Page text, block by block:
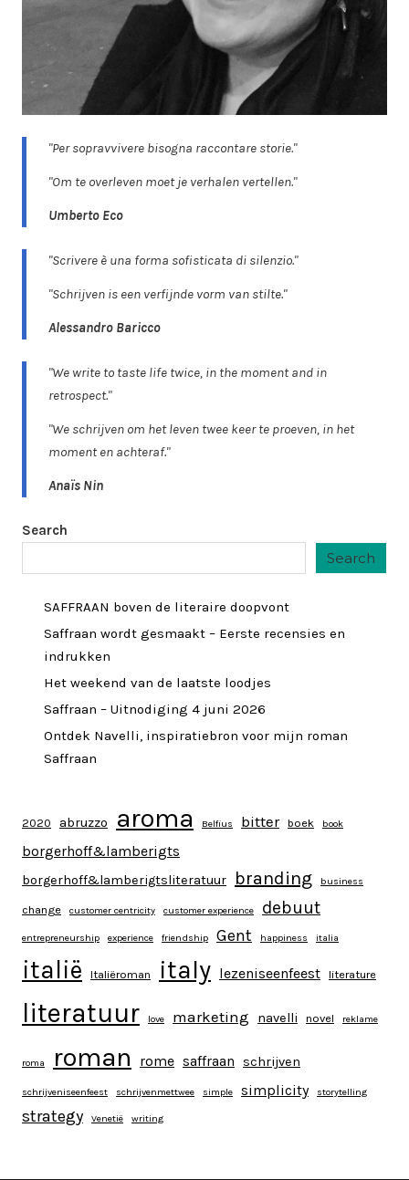
"Per sopravvivere bisogna raccontare storie."
"Om te overleven moet je verhalen vertellen."
Umberto Eco
"Scrivere è una forma sofisticata di silenzio."
"Schrijven is een verfijnde vorm van stilte."
Alessandro Baricco
"We write to taste life twice, in the moment and in
retrospect."
"We schrijven om het leven twee keer te proeven, in het
moment en achteraf."
Anaïs Nin
Search
Search
SAFFRAAN boven de literaire doopvont
Saffraan wordt gesmaakt – Eerste recensies en
indrukken
Het weekend van de laatste loodjes
Saffraan – Uitnodiging 4 juni 2026
Ontdek Navelli, inspiratiebron voor mijn roman
Saffraan
2020 abruzzo aroma Belfius bitter boek book
borgerhoff&lamberigts
borgerhoff&lamberigtsliteratuur branding business
change customer centricity customer experience debuut
entrepreneurship experience friendship Gent happiness italia
italië Italiëroman italy lezeniseenfeest literature
literatuur love marketing navelli novel reklame
roma roman rome saffraan schrijven
schrijveniseenfeest schrijvenmettwee simple simplicity storytelling
strategy Venetië writing